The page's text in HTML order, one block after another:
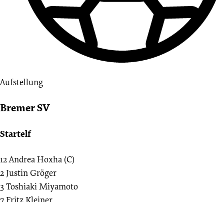
Aufstellung
Bremer SV
Startelf
12Andrea Hoxha (C)
2Justin Gröger
3Toshiaki Miyamoto